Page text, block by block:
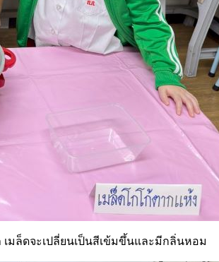
มล็ดจะเปลี่ยนเป็นสีเข้มขึ้นและมีกลิ่นหอม